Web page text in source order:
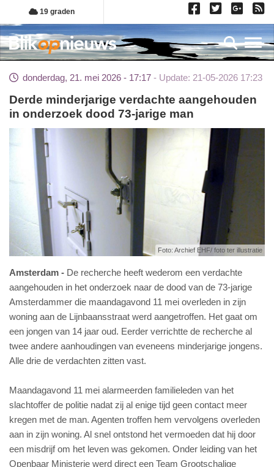
Overslaan
en
naar
de
gaan
19 graden
donderdag, 21. mei 2026 - 17:17 Update: 21-05-2026 17:23
Derde minderjarige verdachte aangehouden
in onderzoek dood 73-jarige man
Foto: Archief EHF/ foto ter illustratie
Amsterdam
De recherche heeft wederom een verdachte
aangehouden in het onderzoek naar de dood van de 73-jarige
Amsterdammer die maandagavond 11 mei overleden in zijn
woning aan de Lijnbaansstraat werd aangetroffen. Het gaat om
een jongen van 14 jaar oud. Eerder verrichtte de recherche al
twee andere aanhoudingen van eveneens minderjarige jongens.
Alle drie de verdachten zitten vast.
Maandagavond 11 mei alarmeerden familieleden van het
slachtoffer de politie nadat zij al enige tijd geen contact meer
kregen met de man. Agenten troffen hem vervolgens overleden
aan in zijn woning. Al snel ontstond het vermoeden dat hij door
een misdrijf om het leven was gekomen. Onder leiding van het
Openbaar Ministerie werd direct een Team Grootschalige